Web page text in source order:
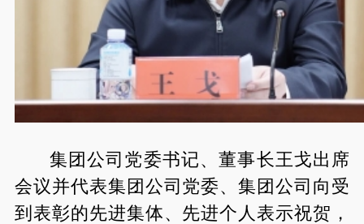
集团公司党委书记、董事长王戈出席
会议并代表集团公司党委、集团公司向受
到表彰的先进集体、先进个人表示祝贺，